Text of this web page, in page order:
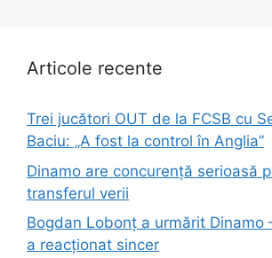
Articole recente
Trei jucători OUT de la FCSB cu
Baciu: „A fost la control în Anglia”
Dinamo are concurență serioasă
transferul verii
Bogdan Lobonț a urmărit Dinamo
a reacționat sincer